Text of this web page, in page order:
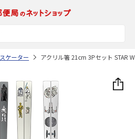
スケーター アクリル箸 21cm 3Pセット STAR